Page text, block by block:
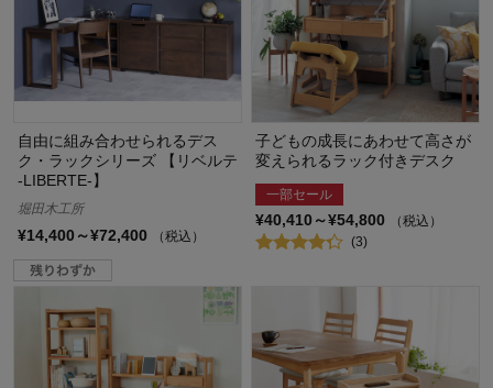
自由に組み合わせられるデス
ク・ラックシリーズ 【リベルテ
-LIBERTE-】
堀田木工所
¥14,400～¥72,400 （税込）
子どもの成長にあわせて高さが
変えられるラック付きデスク
一部セール
¥40,410～¥54,800
（税込）
(3)